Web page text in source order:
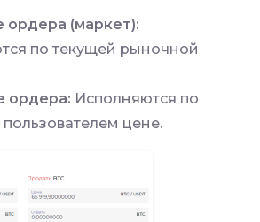
ордера (маркет):
по текущей рыночной
ордера: Исполняются по
цене.